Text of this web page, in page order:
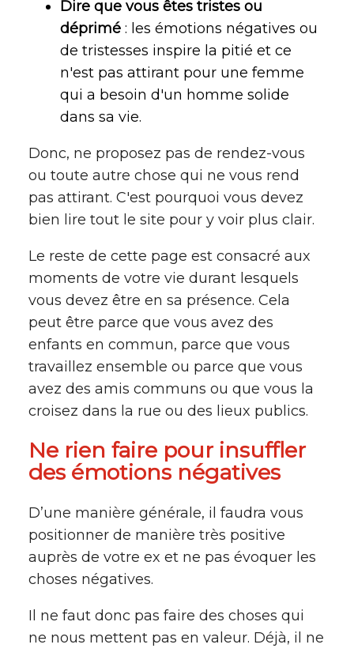
Dire que vous êtes tristes ou
déprimé : les émotions négatives ou
de tristesses inspire la pitié et ce
n'est pas attirant pour une femme
qui a besoin d'un homme solide
dans sa vie.
Donc, ne proposez pas de rendez-vous
ou toute autre chose qui ne vous rend
pas attirant. C'est pourquoi vous devez
bien lire tout le site pour y voir plus clair.
Le reste de cette page est consacré aux
moments de votre vie durant lesquels
vous devez être en sa présence. Cela
peut être parce que vous avez des
enfants en commun, parce que vous
travaillez ensemble ou parce que vous
avez des amis communs ou que vous la
croisez dans la rue ou des lieux publics.
Ne rien faire pour insuffler
des émotions négatives
D’une manière générale, il faudra vous
positionner de manière très positive
auprès de votre ex et ne pas évoquer les
choses négatives.
Il ne faut donc pas faire des choses qui
ne nous mettent pas en valeur. Déjà, il ne